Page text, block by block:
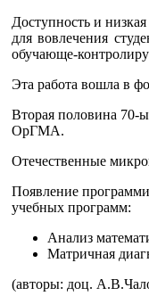
Доступность и
для вовлечения
обучающе-
Эта работа вошла в
Вторая половина 70-
ОрГМА.
Отечественные
Появление
учебных программ:
Анализ
Матричная
(авторы: доц.